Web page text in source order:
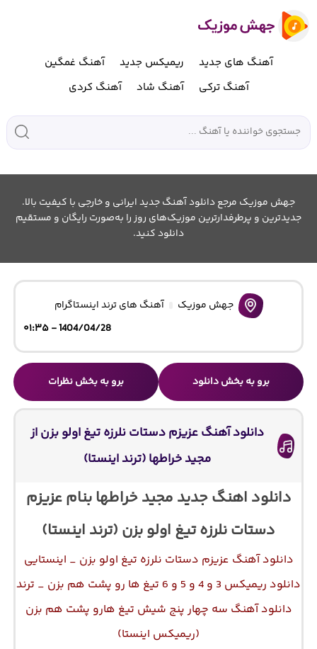
آهنگ های جدید ریمیکس جدید
آهنگ غمگین
آهنگ ترکی
آهنگ شاد آهنگ کردی
جهش موزیک مرجع دانلود آهنگ جدید ایرانی و خارجی با کیفیت بالا.
جدیدترین و پرطرفدارترین موزیک‌های روز را به‌صورت رایگان و مستقیم
دانلود کنید.
جهش موزیک
آهنگ های ترند اینستاگرام
1404/04/28 - ۰۱:۳۵
برو به بخش دانلود برو به بخش نظرات
دانلود آهنگ عزیزم دستات نلرزه تیغ اولو بزن از
مجید خراطها (ترند اینستا)
دانلود اهنگ جدید مجید خراطها بنام عزیزم
دستات نلرزه تیغ اولو بزن (ترند اینستا)
دانلود آهنگ عزیزم دستات نلرزه تیغ اولو بزن _ اینستایی
دانلود ریمیکس 3 و 4 و 5 و 6 ﺗﻴﻎ ﻫﺎ رو ﭘﺸﺖ ﻫﻢ ﺑﺰن _ ترند
دانلود آهنگ سه چهار پنج شیش تیغ هارو پشت هم بزن
(ریمیکس اینستا)